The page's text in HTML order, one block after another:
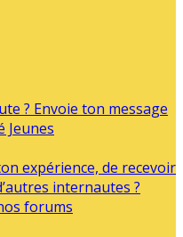
? Envoie ton message
Jeunes
expérience, de recevoir
internautes ?
forums